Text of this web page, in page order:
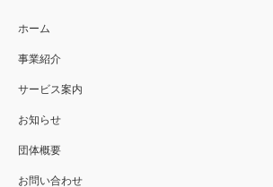
ホーム
事業紹介
サービス案内
お知らせ
団体概要
お問い合わせ